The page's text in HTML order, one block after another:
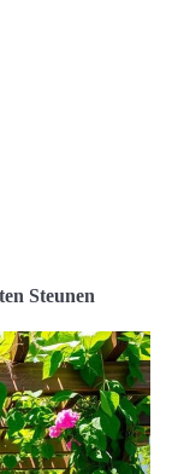
Steunen